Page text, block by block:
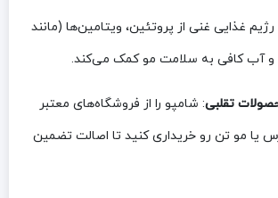
رژیم غذایی غنی از پروتئین، ویتامین‌ها (مانند
تقلبی: شامپو را از فروشگاه‌های معتبر
یا مو تن رو خریداری کنید تا اصالت تضمین